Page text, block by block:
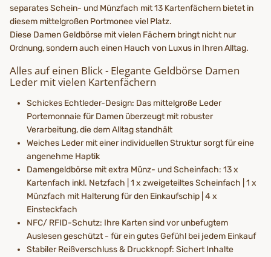
separates Schein- und Münzfach mit 13 Kartenfächern bietet in
diesem mittelgroßen Portmonee viel Platz.
Diese Damen Geldbörse mit vielen Fächern bringt nicht nur
Ordnung, sondern auch einen Hauch von Luxus in Ihren Alltag.
Alles auf einen Blick - Elegante Geldbörse Damen
Leder mit vielen Kartenfächern
Schickes Echtleder-Design: Das mittelgroße Leder
Portemonnaie für Damen überzeugt mit robuster
Verarbeitung, die dem Alltag standhält
Weiches Leder mit einer individuellen Struktur sorgt für eine
angenehme Haptik
Damengeldbörse mit extra Münz- und Scheinfach: 13 x
Kartenfach inkl. Netzfach | 1 x zweigeteiltes Scheinfach | 1 x
Münzfach mit Halterung für den Einkaufschip | 4 x
Einsteckfach
NFC/ RFID-Schutz: Ihre Karten sind vor unbefugtem
Auslesen geschützt - für ein gutes Gefühl bei jedem Einkauf
Stabiler Reißverschluss & Druckknopf: Sichert Inhalte